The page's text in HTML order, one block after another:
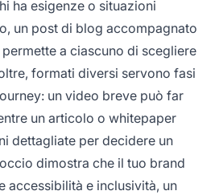
ha esigenze o situazioni
un post di blog accompagnato
a ciascuno di scegliere
formati diversi servono fasi
un video breve può far
un articolo o whitepaper
dettagliate per decidere un
dimostra che il tuo brand
accessibilità e inclusività, un